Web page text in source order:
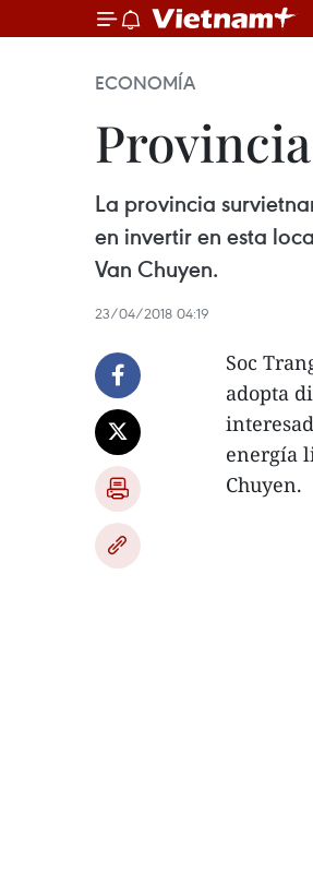
ECONOMÍA
La provincia
en invertir en esta
Van Chuyen.
23/04/2018 04:19
Soc
adopta
energía
Chuyen.